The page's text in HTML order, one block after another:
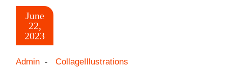
June
22,
2023
Admin CollageIllustrations